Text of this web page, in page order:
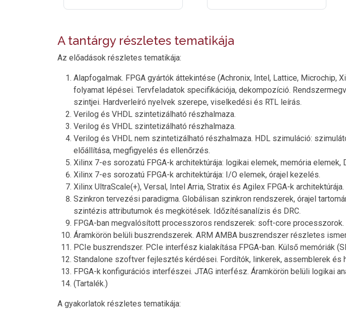
A tantárgy részletes tematikája
Az előadások részletes tematikája:
Alapfogalmak. FPGA gyártók áttekintése (Achronix, Intel, Lattice,
folyamat lépései. Tervfeladatok specifikációja, dekompozíció.
szintjei. Hardverleíró nyelvek szerepe, viselkedési és RTL leírás.
Verilog és VHDL szintetizálható részhalmaza.
Verilog és VHDL szintetizálható részhalmaza.
Verilog és VHDL nem szintetizálható részhalmaza. HDL szimuláció:
előállítása, megfigyelés és ellenőrzés.
Xilinx 7-es sorozatú FPGA-k architektúrája: logikai elemek, memória elemek,
Xilinx 7-es sorozatú FPGA-k architektúrája: I/O elemek, órajel kezelés.
Xilinx UltraScale(+), Versal, Intel Arria, Stratix és Agilex FPGA-k
Szinkron tervezési paradigma. Globálisan szinkron rendszerek, órajel
szintézis attributumok és megkötések. Időzítésanalízis és DRC.
FPGA-ban megvalósított processzoros rendszerek: soft-core processzorok.
Áramkörön belüli buszrendszerek. ARM AMBA buszrendszer részletes
PCIe buszrendszer. PCIe interfész kialakítása FPGA-ban. Külső memóriák
Standalone szoftver fejlesztés kérdései. Fordítók, linkerek, assemblerek
FPGA-k konfigurációs interfészei. JTAG interfész. Áramkörön belüli logikai
(Tartalék.)
A gyakorlatok részletes tematikája: